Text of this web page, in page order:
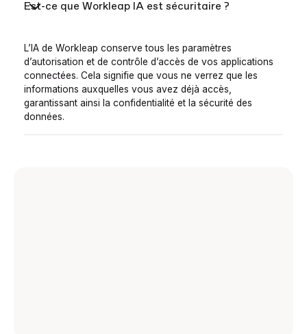
Est-ce que Workleap IA est sécuritaire ?
L’IA de Workleap conserve tous les paramètres
d’autorisation et de contrôle d’accès de vos applications
connectées. Cela signifie que vous ne verrez que les
informations auxquelles vous avez déjà accès,
garantissant ainsi la confidentialité et la sécurité des
données.